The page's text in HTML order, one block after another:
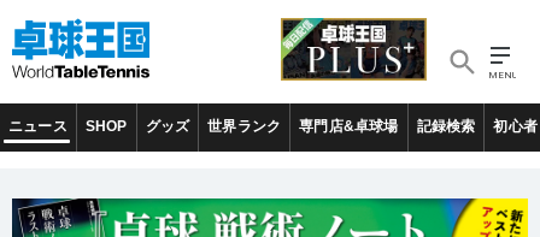
ニュース SHOP グッズ 世界ランク 専門店&卓球場 記録検索 初心者